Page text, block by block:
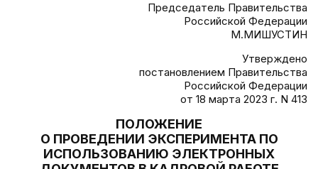
Председатель Правительства
Российской Федерации
М.МИШУСТИН
Утверждено
постановлением Правительства
Российской Федерации
от 18 марта 2023 г. N 413
ПОЛОЖЕНИЕ
О ПРОВЕДЕНИИ ЭКСПЕРИМЕНТА ПО
ИСПОЛЬЗОВАНИЮ ЭЛЕКТРОННЫХ